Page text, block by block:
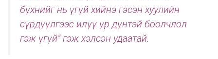
бүхнийг нь үгүй хийнэ гэсэн хуулийн
сүрдүүлгээс илүү үр дүнтэй боолчлол
гэж үгүй” гэж хэлсэн удаатай.